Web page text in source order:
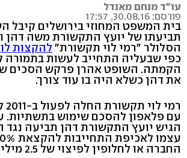
עו"ד מנחם מאנדל
פורסם: 30.08.16, 17:57
בית המשפט המחוזי בירושלים קיבל
תביעתו של יועץ התקשורת משה דהן
הסלולר "רמי לוי תקשורת" להקצות לו 10% ממניותיה
כפי שבעליה התחייב לעשות בתמורה
הקמתה. השופט אהרן פרקש הסכים
את דהן כשלא היה בו עוד צורך.
עם פלאפון להסכם שימוש בתשתיות.
הגיש יועץ התקשורת דהן תביעה נגד
החברה או לחלופין לפיצוי של 2.5 מיליון שקל.